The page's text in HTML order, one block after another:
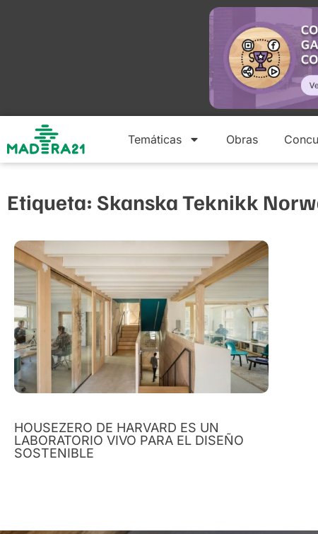
Temáticas Obras
Etiqueta: Skanska Teknikk
HOUSEZERO DE HARVARD ES UN
LABORATORIO VIVO PARA EL DISEÑO
SOSTENIBLE